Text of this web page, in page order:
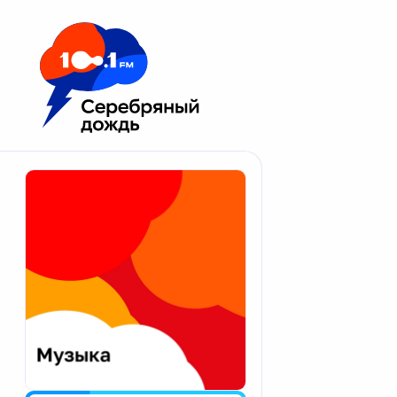
Москва 100.1 FM
Апатиты
Екатеринбург
Калининград
Калуга